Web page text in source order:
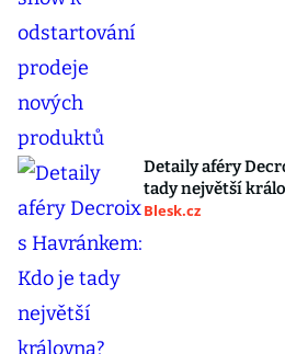
Detaily aféry
tady největší
Blesk.cz